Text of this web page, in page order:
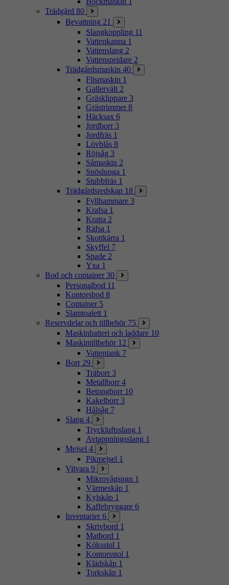
Trädgård 80
Bevattning 21
Slangkoppling 11
Vattenkanna 1
Vattenslang 2
Vattenspridare 2
Trädgårdsmaskin 40
Flismaskin 1
Gallervält 2
Gräsklippare 3
Grästrimmer 8
Häcksax 6
Jordborr 3
Jordfräs 1
Lövblås 8
Röjsåg 3
Såmaskin 2
Snöslunga 1
Stubbfräs 1
Trädgårdsredskap 18
Fyllhammare 3
Krafsa 1
Kratta 2
Räfsa 1
Skottkärra 1
Skyffel 7
Spade 2
Yxa 1
Bod och container 30
Personalbod 11
Kontorsbod 8
Container 5
Slamtoalett 1
Reservdelar och tillbehör 75
Maskinbatteri och laddare 10
Maskintillbehör 12
Vattentank 7
Borr 29
Träborr 3
Metallborr 4
Betongborr 10
Kakelborr 3
Hålsåg 7
Slang 4
Tryckluftsslang 1
Avtappningsslang 1
Mejsel 4
Pikmejsel 1
Vitvara 9
Mikrovågsugn 1
Värmeskåp 1
Kylskåp 1
Kaffebryggare 6
Inventarier 6
Skrivbord 1
Matbord 1
Köksstol 1
Kontorsstol 1
Klädskåp 1
Torkskåp 1